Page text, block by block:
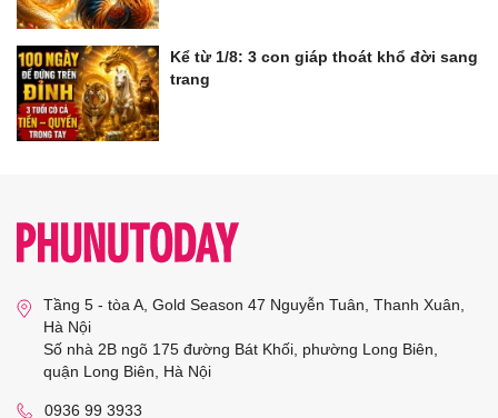
Kể từ 1/8: 3 con giáp thoát khổ đời sang
trang
Tầng 5 - tòa A, Gold Season 47 Nguyễn Tuân, Thanh Xuân,
Hà Nội
Số nhà 2B ngõ 175 đường Bát Khối, phường Long Biên,
quận Long Biên, Hà Nội
0936 99 3933